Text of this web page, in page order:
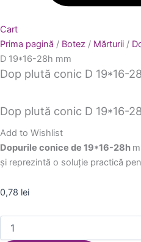
Cart
Prima pagină / Botez / Mărturii /
D 19*16-28h mm
Dop plută conic D 19*16-
Dop plută conic D 19*16-
Add to Wishlist
Dopurile conice de 19*16-28h
și reprezintă o soluție practică
0,78 lei